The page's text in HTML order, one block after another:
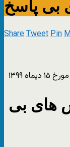
ShareTweetPin
های بی